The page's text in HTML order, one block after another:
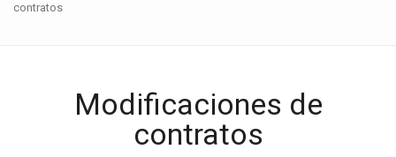
contratos
Modificaciones de
contratos